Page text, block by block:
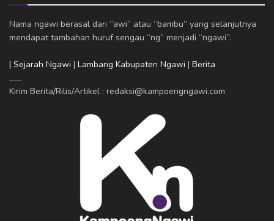
Nama ngawi berasal dari “awi” atau “bambu” yang selanjutnya
mendapat tambahan huruf sengau “ng” menjadi “ngawi”.
| Sejarah Ngawi | Lambang Kabupaten Ngawi | Berita
___
Kirim Berita/Rilis/Artikel : redaksi@kampoengngawi.com